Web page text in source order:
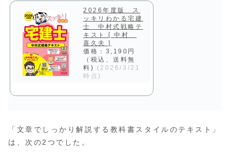
2026年度版 ス
ッキリわかる宅建
士 中村式戦略テ
キスト [ 中村
喜久夫 ]
価格：3,190円
（税込、送料無
料)
(2026/3/21
時点)
「文章でしっかり解説する教科書スタイルのテキスト」
は、次の2つでした。